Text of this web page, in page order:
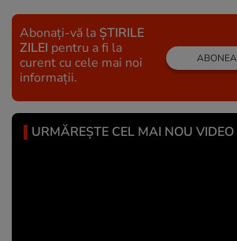
Abonați-vă la ȘTIRILE
ZILEI pentru a fi la
curent cu cele mai noi
informații.
URMĂREȘTE CEL MAI NOU VIDEO